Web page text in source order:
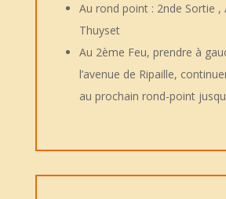
Au rond point : 2nde Sortie ,
Thuyset
Au 2ème Feu, prendre à
l’avenue de Ripaille,
au prochain rond-point